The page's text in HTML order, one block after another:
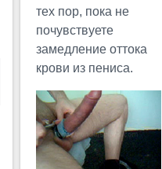
тех пор, пока не
почувствуете
замедление оттока
крови из пениса.